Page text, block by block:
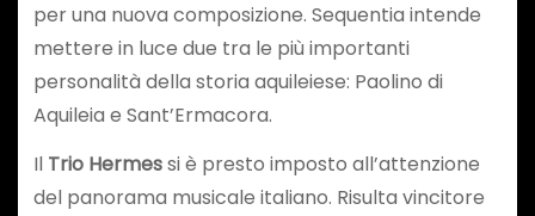
per una nuova composizione. Sequentia intende
mettere in luce due tra le più importanti
personalità della storia aquileiese: Paolino di
Aquileia e Sant’Ermacora.
Il Trio Hermessi è presto imposto all’attenzione
del panorama musicale italiano. Risulta vincitore